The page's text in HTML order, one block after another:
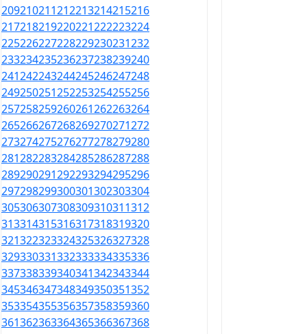
209210211212213214215216
217218219220221222223224
225226227228229230231232
233234235236237238239240
241242243244245246247248
249250251252253254255256
257258259260261262263264
265266267268269270271272
273274275276277278279280
281282283284285286287288
289290291292293294295296
297298299300301302303304
305306307308309310311312
313314315316317318319320
321322323324325326327328
329330331332333334335336
337338339340341342343344
345346347348349350351352
353354355356357358359360
361362363364365366367368